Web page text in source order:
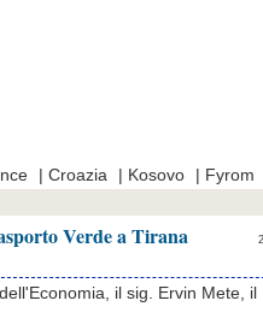
| Croazia | Kosovo | Fyrom
Verde a Tirana
il sig. Ervin Mete, il